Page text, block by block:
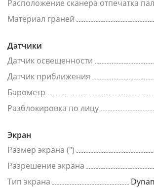
Расположение сканера отпечатка
Материал граней
Датчики
Датчик освещенности
Датчик приближения
Барометр
Разблокировка по лицу
Экран
Размер экрана (")
Разрешение экрана
Тип экрана